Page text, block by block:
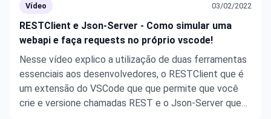
Vídeo 03/02/2022
RESTClient e Json-Server - Como simular uma
webapi e faça requests no próprio vscode!
Nesse vídeo explico a utilização de duas ferramentas
essenciais aos desenvolvedores, o RESTClient que é
um extensão do VSCode que que permite que você
crie e versione chamadas REST e o Json-Server que